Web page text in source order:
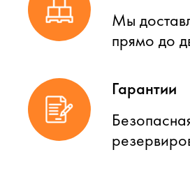
Мы
прямо до
Гарантии